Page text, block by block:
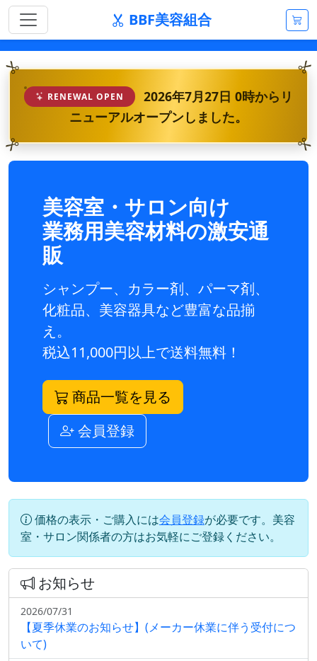
BBF美容組合
RENEWAL OPEN
2026年7月27日 0時からリ
ニューアルオープンしました。
美容室・サロン向け
業務用美容材料の激安通
販
シャンプー、カラー剤、パーマ剤、
化粧品、美容器具など豊富な品揃
え。
税込11,000円以上で送料無料！
商品一覧を見る
会員登録
価格の表示・ご購入には会員登録が必要です。美容
室・サロン関係者の方はお気軽にご登録ください。
お知らせ
2026/07/31
【夏季休業のお知らせ】(メーカー休業に伴う受付につ
いて)